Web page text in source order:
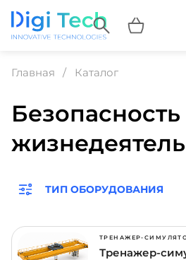
Главная Каталог
Безопасность
ТИП ОБОРУДОВАНИЯ
ТРЕНАЖЕР-
Тренажер-